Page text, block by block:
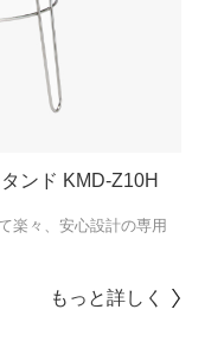
ンド KMD-Z10H
楽々、安心設計の専用
もっと詳しく